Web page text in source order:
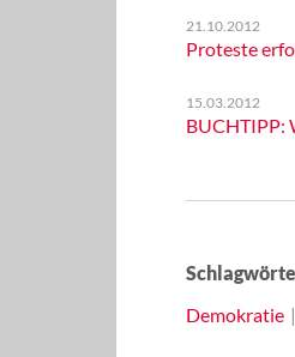
21.10.2012
Proteste
15.03.2012
BUCHTIPP:
Demokratie